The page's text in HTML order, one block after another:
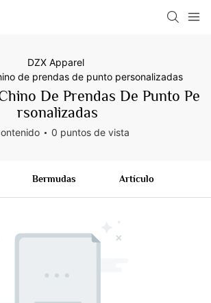
DZX Apparel
de prendas de punto personalizadas
De Prendas De Punto Pe
Rsonalizadas
0 puntos de vista
Bermudas Artículo